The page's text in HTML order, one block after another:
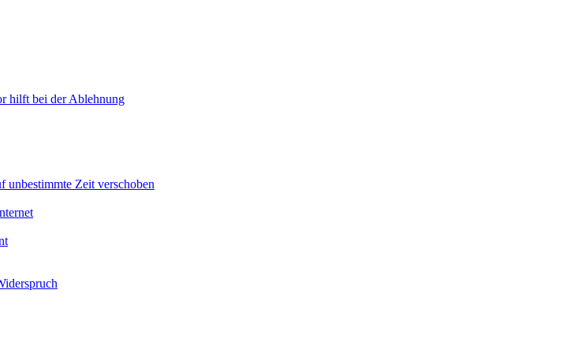
hilft bei der Ablehnung
unbestimmte Zeit verschoben